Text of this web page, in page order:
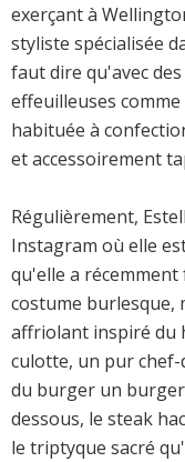
exerçant à
styliste spécialisée
faut dire qu'avec
effeuilleuses
habituée à
et accessoirement
Régulièrement,
Instagram où elle
qu'elle a récemment
costume burlesque,
affriolant inspiré du
culotte, un pur
du burger un burger
dessous, le steak
le triptyque sacré